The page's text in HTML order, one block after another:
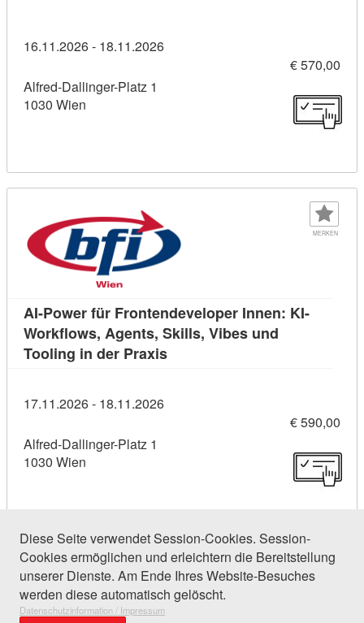
16.11.2026 - 18.11.2026
€ 570,00
Alfred-Dallinger-Platz 1
1030 Wien
MERKEN
AI-Power für Frontendeveloper Innen: KI-
Workflows, Agents, Skills, Vibes und
Tooling in der PraxisKursdetail: AI-Power für
17.11.2026 - 18.11.2026
€ 590,00
Alfred-Dallinger-Platz 1
1030 Wien
35 Einträge gefunden (1 von 2)
Diese Seite verwendet Session-Cookies. Session-
Cookies ermöglichen und erleichtern die Bereitstellung
unserer Dienste. Am Ende Ihres Website-Besuches
werden diese automatisch gelöscht.
Datenschutzinformation / Impressum